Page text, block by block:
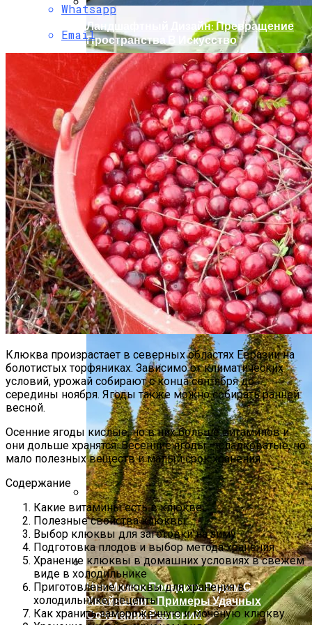
Проблемы Огурцов. Вопросы И
Ответы
Если Ботва Картошки Сохнет
Ландшафтный Дизайн: Превращение
Пространства В Искусство
Какие Цветы Украсят Альпинарий?
Что Можно Посадить Рядом С
Хвойными – Примеры Удачных
Сочетаний Растений
Whatsapp
Email
Клюква произрастает в северных областях Евразии на
болотистых торфяниках. Зависимо от климатических
условий, урожай собирают с конца сентября до
середины ноября. Ягоды также можно собирать ранней
весной.
Осенние ягоды кислые, но в них больше витаминов и
они дольше хранятся. Весенние ягоды – сладковатые, но
мало полезных веществ и малый срок хранения.
Содержание
Какие витамины есть в клюкве
Полезные свойства клюквы
Выбор клюквы для заготовки на зиму
Подготовка плодов и выбор метода хранения
Хранение клюквы в домашних условиях в свежем
виде в холодильнике
Приготовление клюквы для хранения в
холодильнике, рецепты
Как хранить замороженную и мочёную клюкву